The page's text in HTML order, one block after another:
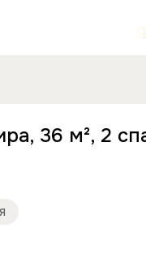
36 м², 2